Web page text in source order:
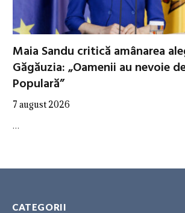
Maia Sandu critică amânarea
Găgăuzia: „Oamenii au nevoie
Populară”
7 august 2026
…
CATEGORII